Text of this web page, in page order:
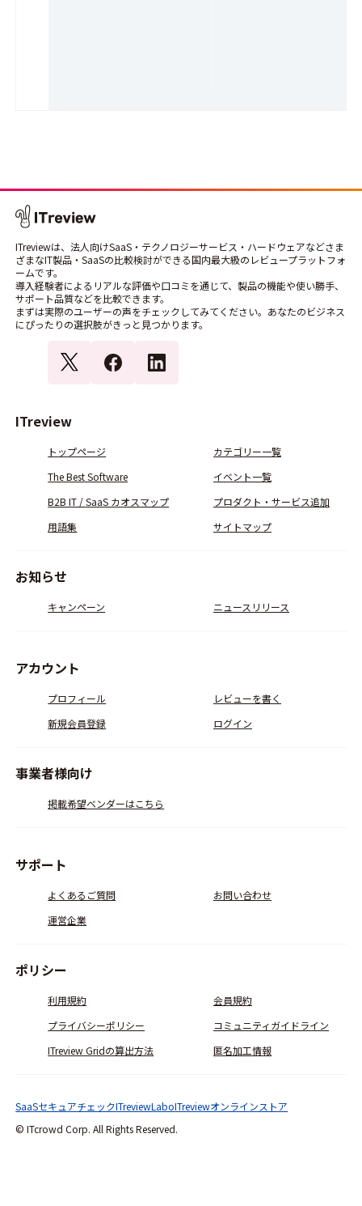
ITreviewは、法人向けSaaS・テクノロジーサービス・ハードウェアなどさま
ざまなIT製品・SaaSの比較検討ができる国内最大級のレビュープラットフォ
ームです。
導入経験者によるリアルな評価や口コミを通じて、製品の機能や使い勝手、
サポート品質などを比較できます。
まずは実際のユーザーの声をチェックしてみてください。あなたのビジネス
にぴったりの選択肢がきっと見つかります。
ITreview
トップページ
カテゴリー一覧
The Best Software
イベント一覧
B2B IT / SaaS カオスマップ
プロダクト・サービス追加
用語集
サイトマップ
お知らせ
キャンペーン ニュースリリース
アカウント
プロフィール
レビューを書く
新規会員登録
ログイン
事業者様向け
掲載希望ベンダーはこちら
サポート
よくあるご質問
お問い合わせ
運営企業
ポリシー
利用規約
会員規約
プライバシーポリシー
コミュニティガイドライン
ITreview Gridの算出方法
匿名加工情報
© ITcrowd Corp. All Rights Reserved.
SaaSセキュアチェックITreviewLaboITreviewオンラインストア